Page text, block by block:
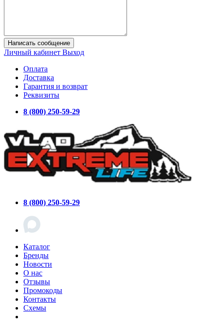
Написать сообщение
Личный кабинет Выход
Оплата
Доставка
Гарантия и возврат
Реквизиты
8 (800) 250-59-29
8 (800) 250-59-29
Каталог
Бренды
Новости
О нас
Отзывы
Промокоды
Контакты
Схемы